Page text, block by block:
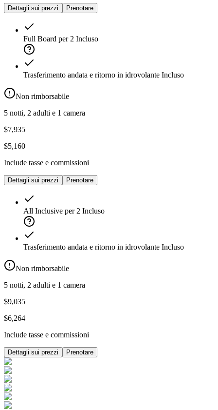
Dettagli sui prezzi Prenotare
Full Board per 2 Incluso
Trasferimento andata e ritorno in idrovolante Incluso
Non rimborsabile
5 notti, 2 adulti e 1 camera
$7,935
$5,160
Include tasse e commissioni
Dettagli sui prezzi Prenotare
All Inclusive per 2 Incluso
Trasferimento andata e ritorno in idrovolante Incluso
Non rimborsabile
5 notti, 2 adulti e 1 camera
$9,035
$6,264
Include tasse e commissioni
Dettagli sui prezzi Prenotare